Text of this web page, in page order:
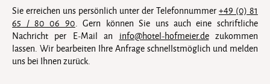
Sie erreichen uns persönlich unter der Telefonnummer+49 (0) 81
65 / 80 06 90. Gern können Sie uns auch eine schriftliche
Nachricht per E-Mail an info@hotel-hofmeier.dezukommen
lassen. Wir bearbeiten Ihre Anfrage schnellstmöglich und melden
uns bei Ihnen zurück.